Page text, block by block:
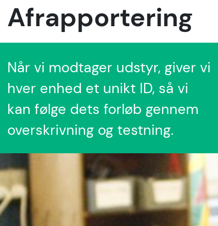
Afrapportering
Når vi modtager udstyr, giver vi
hver enhed et unikt ID, så vi
kan følge dets forløb gennem
overskrivning og testning.